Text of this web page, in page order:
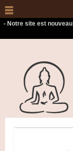
- Notre site est